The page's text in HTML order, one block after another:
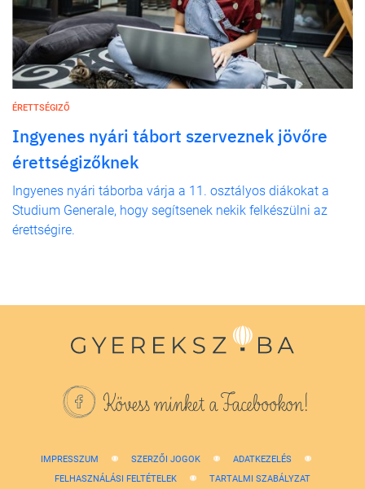
ÉRETTSÉGIZŐ
Ingyenes nyári tábort szerveznek jövőre
érettségizőknek
Ingyenes nyári táborba várja a 11. osztályos diákokat a
Studium Generale, hogy segítsenek nekik felkészülni az
érettségire.
Kövess minket a Facebookon!
IMPRESSZUM SZERZŐI JOGOK
ADATKEZELÉS
FELHASZNÁLÁSI FELTÉTELEK
TARTALMI SZABÁLYZAT